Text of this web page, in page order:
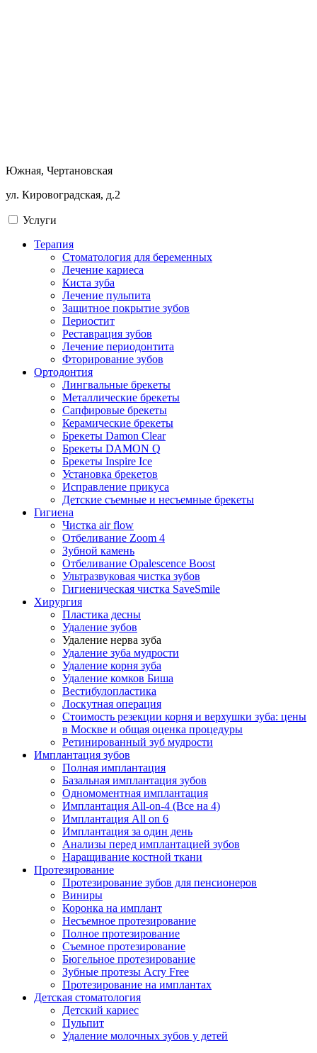
Южная, Чертановская
ул. Кировоградская, д.2
Услуги
Терапия
Стоматология для беременных
Лечение кариеса
Киста зуба
Лечение пульпита
Защитное покрытие зубов
Периостит
Реставрация зубов
Лечение периодонтита
Фторирование зубов
Ортодонтия
Лингвальные брекеты
Металлические брекеты
Сапфировые брекеты
Керамические брекеты
Брекеты Damon Clear
Брекеты DAMON Q
Брекеты Inspire Ice
Установка брекетов
Исправление прикуса
Детские съемные и несъемные брекеты
Гигиена
Чистка air flow
Отбеливание Zoom 4
Зубной камень
Отбеливание Opalescence Boost
Ультразвуковая чистка зубов
Гигиеническая чистка SaveSmile
Хирургия
Пластика десны
Удаление зубов
Удаление нерва зуба
Удаление зуба мудрости
Удаление корня зуба
Удаление комков Биша
Вестибулопластика
Лоскутная операция
Стоимость резекции корня и верхушки зуба: цены
в Москве и общая оценка процедуры
Ретинированный зуб мудрости
Имплантация зубов
Полная имплантация
Базальная имплантация зубов
Одномоментная имплантация
Имплантация All-on-4 (Все на 4)
Имплантация All on 6
Имплантация за один день
Анализы перед имплантацией зубов
Наращивание костной ткани
Протезирование
Протезирование зубов для пенсионеров
Виниры
Коронка на имплант
Несъемное протезирование
Полное протезирование
Съемное протезирование
Бюгельное протезирование
Зубные протезы Acry Free
Протезирование на имплантах
Детская стоматология
Детский кариес
Пульпит
Удаление молочных зубов у детей